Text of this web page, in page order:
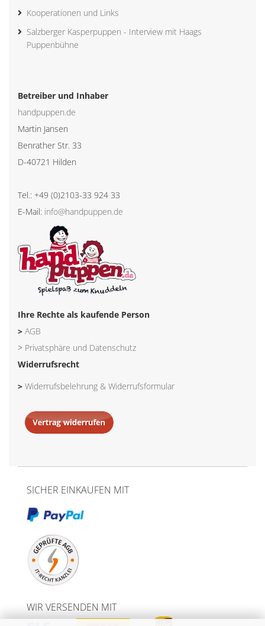
Kooperationen und Links
Salzberger Kasperpuppen - Interview mit Haags
Puppenbühne
Betreiber und Inhaber
handpuppen.de
Martin Jansen
Benrather Str. 33
D-40721 Hilden
Tel.: +49 (0)2103-33 924 33
E-Mail: info@handpuppen.de
Ihre Rechte als kaufende Person
> AGB
> Privatsphäre und Datenschutz
Widerrufsrecht
> Widerrufsbelehrung & Widerrufsformular
SICHER EINKAUFEN MIT
WIR VERSENDEN MIT